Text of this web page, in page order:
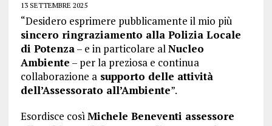
13 SETTEMBRE 2025
“Desidero esprimere pubblicamente il mio più
sincero ringraziamento alla Polizia Locale
di Potenza– e in particolare alNucleo
Ambiente – per la preziosa e continua
collaborazione asupporto delle attività
dell’Assessorato all’Ambiente”.
Esordisce cosìMichele Beneventi assessore